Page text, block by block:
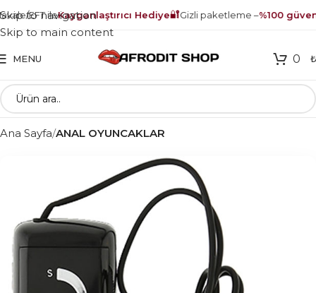
EFT ileKayganlaştırıcı Hediye🔐Gizli paketleme – %100 güvenli
Skip to navigation
Skip to main content
MENU 0 ₺
Ana Sayfa ANAL OYUNCAKLAR